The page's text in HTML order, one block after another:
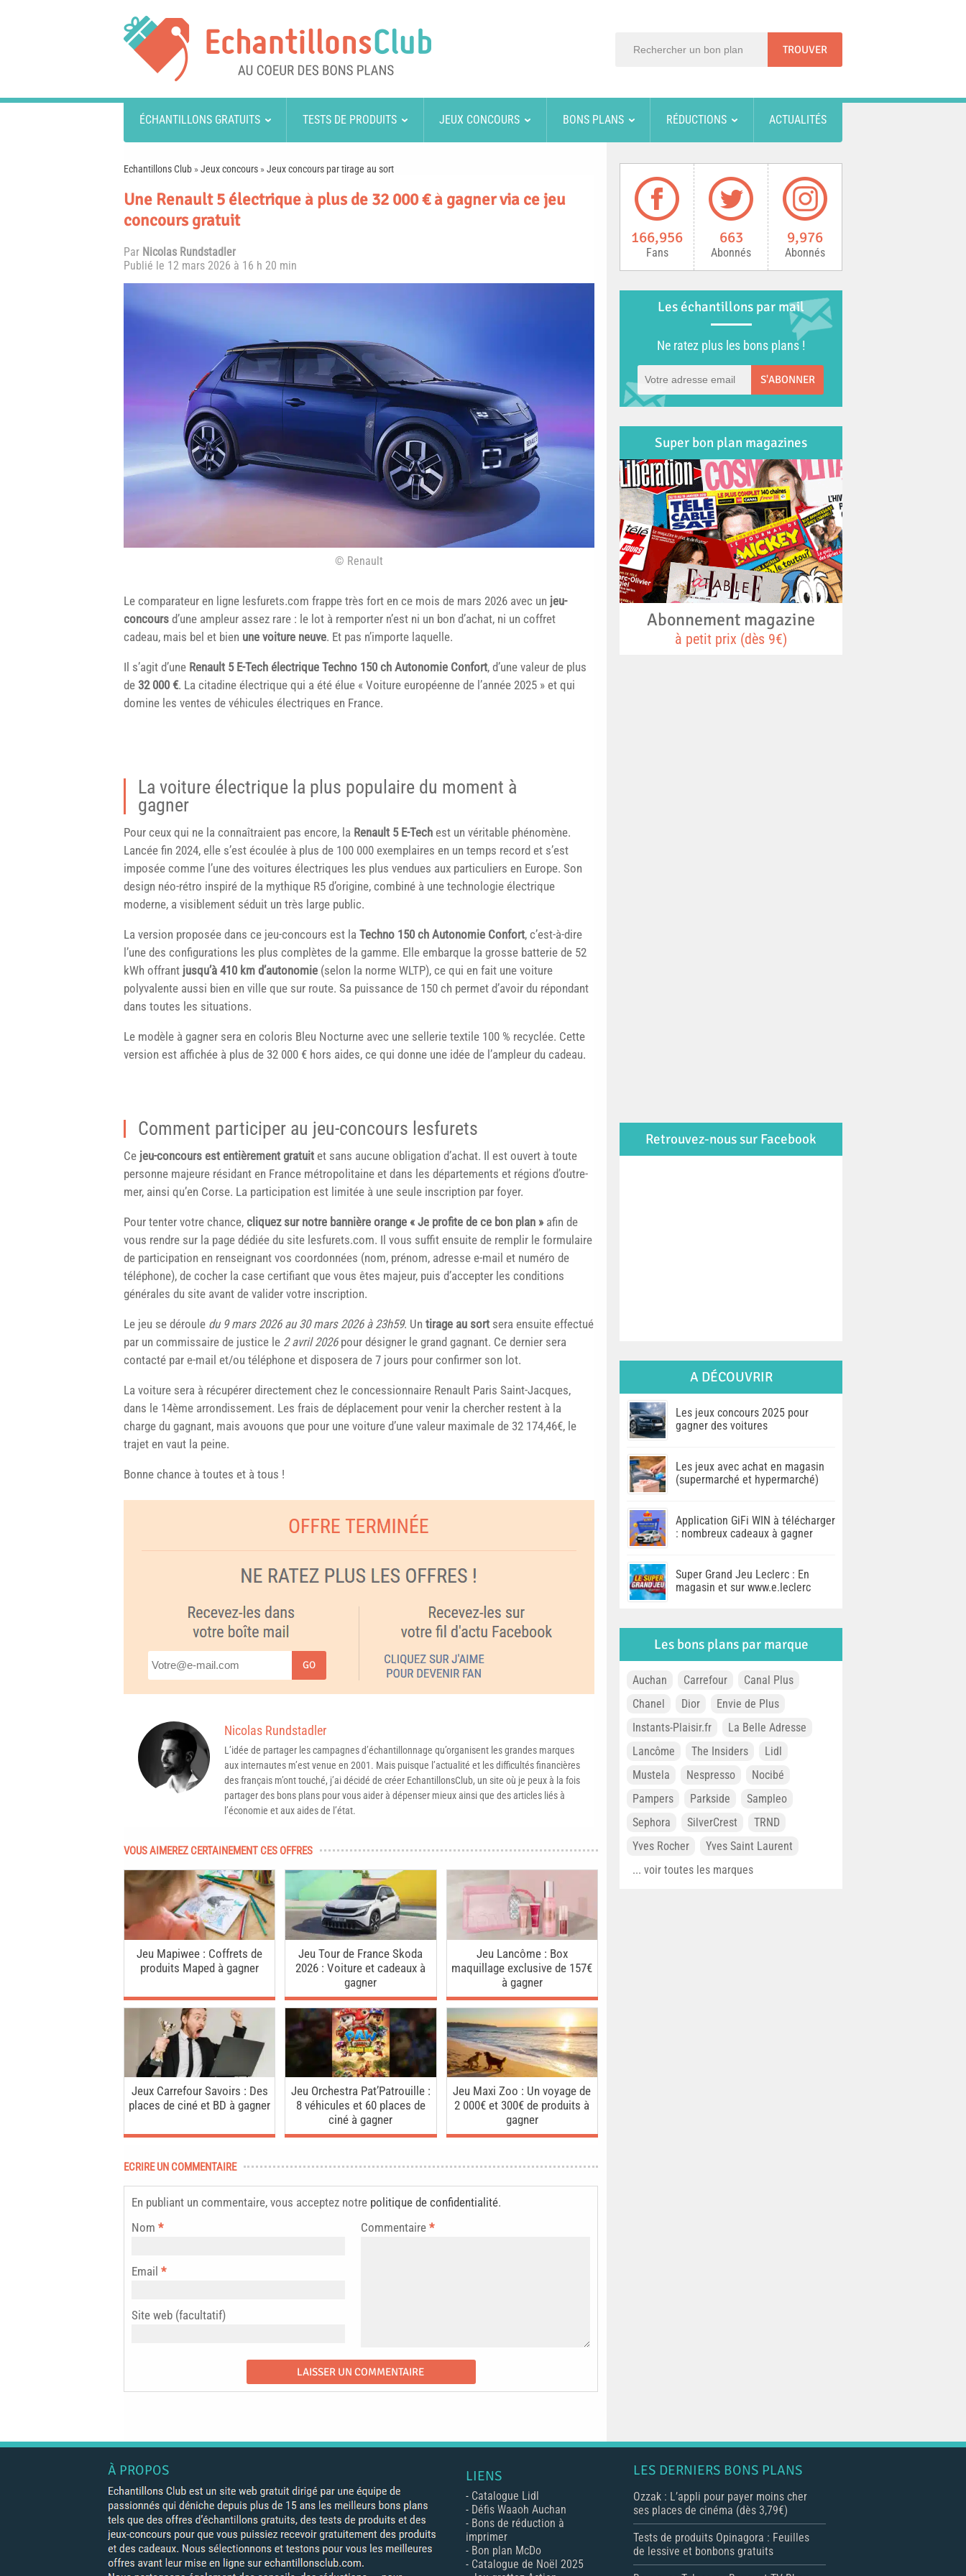
ÉCHANTILLONS GRATUITS TESTS DE PRODUITS JEUX CONCOURS BONS PLANS RÉDUCTIONS ACTUALITÉS
Echantillons Club »Jeux concours »Jeux concours par tirage au sort
Une Renault 5 électrique à plus de 32 000 € à gagner via ce jeu
concours gratuit
Par Nicolas Rundstadler
Publié le 12 mars 2026 à 16 h 20 min
© Renault
Le comparateur en ligne lesfurets.com frappe très fort en ce mois de mars 2026 avec un jeu-
concours d’une ampleur assez rare : le lot à remporter n’est ni un bon d’achat, ni un coffret
cadeau, mais bel et bien une voiture neuve. Et pas n’importe laquelle.
Il s’agit d’une Renault 5 E-Tech électrique Techno 150 ch Autonomie Confort, d’une valeur de plus
de 32 000 €. La citadine électrique qui a été élue « Voiture européenne de l’année 2025 » et qui
domine les ventes de véhicules électriques en France.
La voiture électrique la plus populaire du moment à
gagner
Pour ceux qui ne la connaîtraient pas encore, la Renault 5 E-Tech est un véritable phénomène.
Lancée fin 2024, elle s’est écoulée à plus de 100 000 exemplaires en un temps record et s’est
imposée comme l’une des voitures électriques les plus vendues aux particuliers en Europe. Son
design néo-rétro inspiré de la mythique R5 d’origine, combiné à une technologie électrique
moderne, a visiblement séduit un très large public.
La version proposée dans ce jeu-concours est la Techno 150 ch Autonomie Confort, c’est-à-dire
l’une des configurations les plus complètes de la gamme. Elle embarque la grosse batterie de 52
kWh offrant jusqu’à 410 km d’autonomie (selon la norme WLTP), ce qui en fait une voiture
polyvalente aussi bien en ville que sur route. Sa puissance de 150 ch permet d’avoir du répondant
dans toutes les situations.
Le modèle à gagner sera en coloris Bleu Nocturne avec une sellerie textile 100 % recyclée. Cette
version est affichée à plus de 32 000 € hors aides, ce qui donne une idée de l’ampleur du cadeau.
Comment participer au jeu-concours lesfurets
Ce jeu-concours est entièrement gratuit et sans aucune obligation d’achat. Il est ouvert à toute
personne majeure résidant en France métropolitaine et dans les départements et régions d’outre-
mer, ainsi qu’en Corse. La participation est limitée à une seule inscription par foyer.
Pour tenter votre chance, cliquez sur notre bannière orange « Je profite de ce bon plan »afin de
vous rendre sur la page dédiée du site lesfurets.com. Il vous suffit ensuite de remplir le formulaire
de participation en renseignant vos coordonnées (nom, prénom, adresse e-mail et numéro de
téléphone), de cocher la case certifiant que vous êtes majeur, puis d’accepter les conditions
générales du site avant de valider votre inscription.
Le jeu se déroule du 9 mars 2026 au 30 mars 2026 à 23h59. Un tirage au sort sera ensuite effectué
par un commissaire de justice le 2 avril 2026pour désigner le grand gagnant. Ce dernier sera
contacté par e-mail et/ou téléphone et disposera de 7 jours pour confirmer son lot.
La voiture sera à récupérer directement chez le concessionnaire Renault Paris Saint-Jacques,
dans le 14ème arrondissement. Les frais de déplacement pour venir la chercher restent à la
charge du gagnant, mais avouons que pour une voiture d’une valeur maximale de 32 174,46€, le
trajet en vaut la peine.
Bonne chance à toutes et à tous !
GO
Nicolas Rundstadler
L’idée de partager les campagnes d’échantillonnage qu’organisent les grandes marques
aux internautes m’est venue en 2001. Mais puisque l’actualité et les difficultés financières
des français m’ont touché, j’ai décidé de créer EchantillonsClub, un site où je peux à la fois
partager des bons plans pour vous aider à dépenser mieux ainsi que des articles liés à
l’économie et aux aides de l’état.
VOUS AIMEREZ CERTAINEMENT CES OFFRES
Jeu Mapiwee : Coffrets de
produits Maped à gagner
Jeu Tour de France Skoda
2026 : Voiture et cadeaux à
gagner
Jeu Lancôme : Box
maquillage exclusive de 157€
à gagner
Jeux Carrefour Savoirs : Des
places de ciné et BD à gagner
Jeu Orchestra Pat’Patrouille :
8 véhicules et 60 places de
ciné à gagner
Jeu Maxi Zoo : Un voyage de
2 000€ et 300€ de produits à
gagner
ECRIRE UN COMMENTAIRE
En publiant un commentaire, vous acceptez notre politique de confidentialité.
Commentaire *
Nom *
Email *
Site web (facultatif)
166,956
Fans
663
Abonnés
9,976
Abonnés
Les échantillons par mail
Ne ratez plus les bons plans !
S'ABONNER
Super bon plan magazines
Abonnement magazine
à petit prix (dès 9€)
Retrouvez-nous sur Facebook
A DÉCOUVRIR
Les jeux concours 2025 pour
gagner des voitures
Les jeux avec achat en magasin
(supermarché et hypermarché)
Application GiFi WIN à télécharger
: nombreux cadeaux à gagner
Super Grand Jeu Leclerc : En
magasin et sur www.e.leclerc
Les bons plans par marque
Auchan Carrefour
Canal Plus
Chanel
Dior
Envie de Plus
Instants-Plaisir.fr
La Belle Adresse
Lancôme
The Insiders
Lidl
Mustela
Nespresso
Nocibé
Pampers
Parkside
Sampleo
Sephora
SilverCrest
TRND
Yves Rocher
Yves Saint Laurent
... voir toutes les marques
À PROPOS LIENS
- Catalogue Lidl
- Défis Waaoh Auchan
- Bons de réduction à
imprimer
- Bon plan McDo
- Catalogue de Noël 2025
LES DERNIERS BONS PLANS
Ozzak : L’appli pour payer moins cher
ses places de cinéma (dès 3,79€)
Tests de produits Opinagora : Feuilles
de lessive et bonbons gratuits